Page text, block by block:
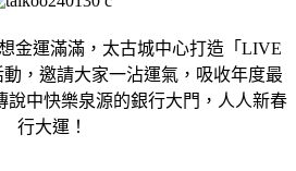
金運滿滿，太古城中心打造「LIVE
，邀請大家一沾運氣，吸收年度最
說中快樂泉源的銀行大門，人人新春
行大運！